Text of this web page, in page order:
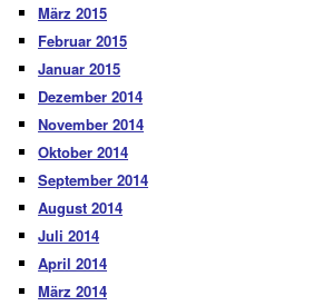
März 2015
Februar 2015
Januar 2015
Dezember 2014
November 2014
Oktober 2014
September 2014
August 2014
Juli 2014
April 2014
März 2014